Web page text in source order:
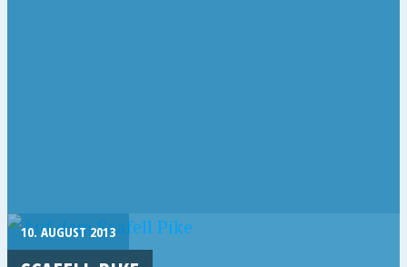
10. AUGUST 2013